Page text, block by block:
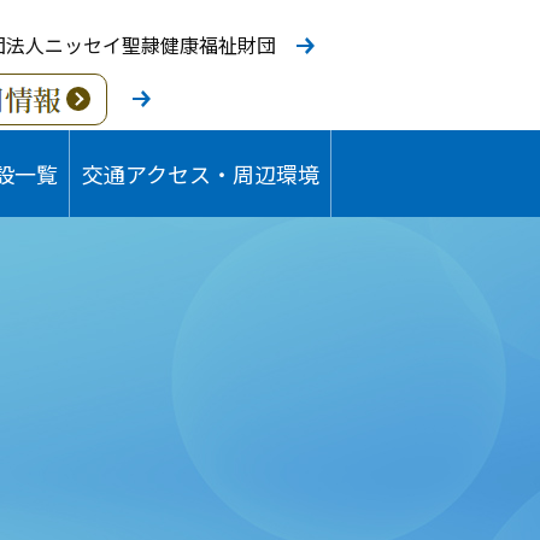
人ニッセイ聖隷健康福祉財団
一覧 交通アクセス・周辺環境